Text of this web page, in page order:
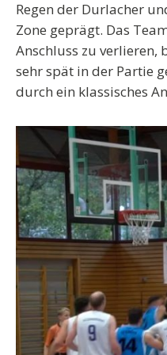
Regen der Durlacher
Zone geprägt. Das
Anschluss zu
sehr spät in der Partie
durch ein klassisches